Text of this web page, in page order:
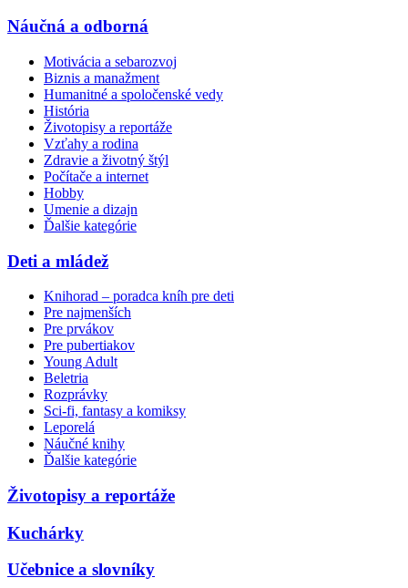
Náučná a odborná
Motivácia a sebarozvoj
Biznis a manažment
Humanitné a spoločenské vedy
História
Životopisy a reportáže
Vzťahy a rodina
Zdravie a životný štýl
Počítače a internet
Hobby
Umenie a dizajn
Ďalšie kategórie
Deti a mládež
Knihorad – poradca kníh pre deti
Pre najmenších
Pre prvákov
Pre pubertiakov
Young Adult
Beletria
Rozprávky
Sci-fi, fantasy a komiksy
Leporelá
Náučné knihy
Ďalšie kategórie
Životopisy a reportáže
Kuchárky
Učebnice a slovníky